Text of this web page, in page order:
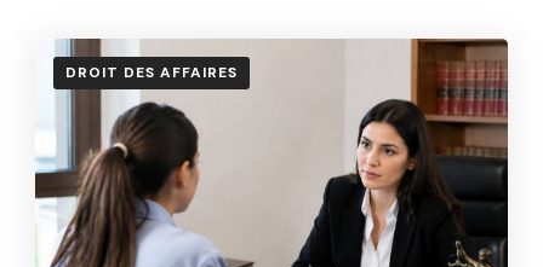
DROIT DES AFFAIRES